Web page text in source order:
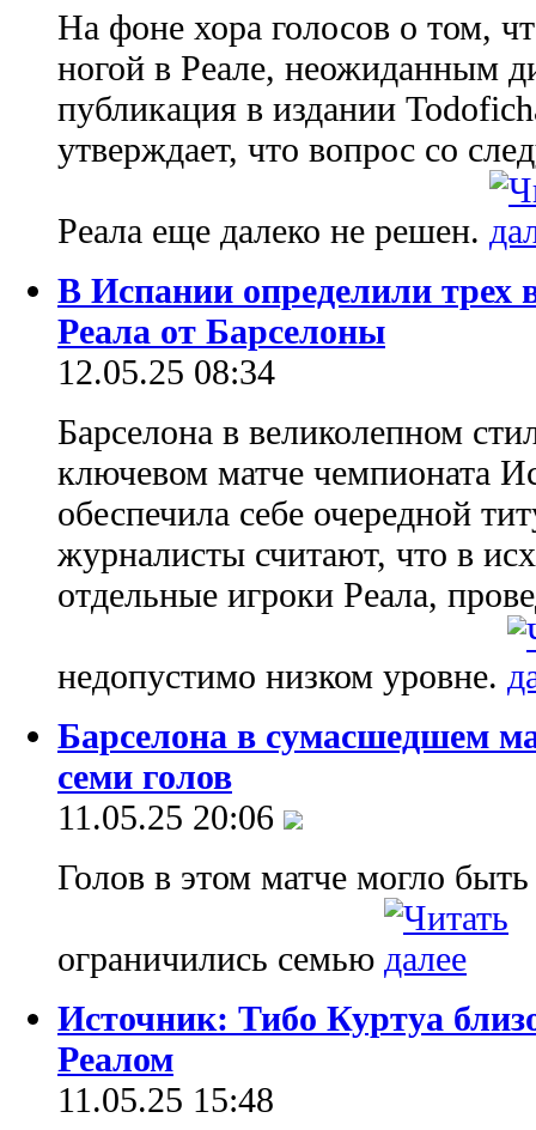
На фоне хора голосов о том,
ногой в Реале, неожиданным
публикация в издании
утверждает, что вопрос со
Реала еще далеко не решен.
В Испании определили трех
Реала от Барселоны
12.05.25 08:34
Барселона в великолепном
ключевом матче чемпионата
обеспечила себе очередной
журналисты считают, что в
отдельные игроки Реала,
недопустимо низком уровне.
Барселона в сумасшедшем
семи голов
11.05.25 20:06
Голов в этом матче могло
ограничились семью
Источник: Тибо Куртуа
Реалом
11.05.25 15:48